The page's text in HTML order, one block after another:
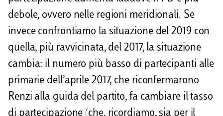
debole, ovvero nelle regioni meridionali. Se
invece confrontiamo la situazione del 2019 con
quella, più ravvicinata, del 2017, la situazione
cambia: il numero più basso di partecipanti alle
primarie dell’aprile 2017, che riconfermarono
Renzi alla guida del partito, fa cambiare il tasso
di partecipazione (che, ricordiamo, sia per il